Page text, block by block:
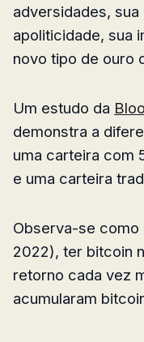
adversidades,
apoliticidade, sua
novo tipo de ouro
Um estudo da
demonstra a
uma carteira com
e uma carteira
Observa-se como
2022), ter bitcoin
retorno cada vez
acumularam